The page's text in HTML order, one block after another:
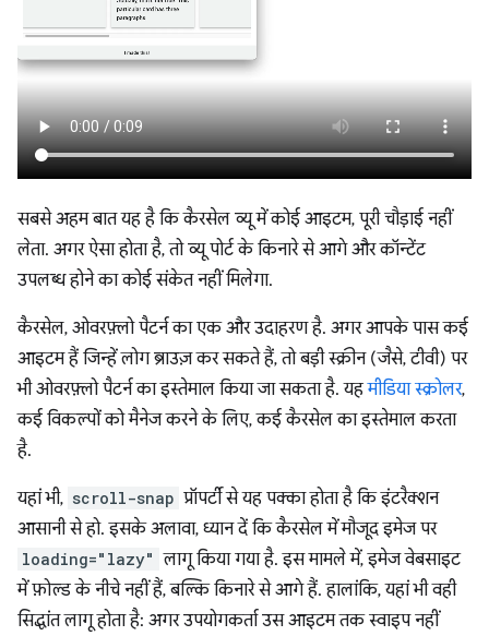
सबसे अहम बात यह है कि कैरसेल व्यू में कोई आइटम, पूरी चौड़ाई नहीं
लेता. अगर ऐसा होता है, तो व्यू पोर्ट के किनारे से आगे और कॉन्टेंट
उपलब्ध होने का कोई संकेत नहीं मिलेगा.
कैरसेल, ओवरफ़्लो पैटर्न का एक और उदाहरण है. अगर आपके पास कई
आइटम हैं जिन्हें लोग ब्राउज़ कर सकते हैं, तो बड़ी स्क्रीन (जैसे, टीवी) पर
भी ओवरफ़्लो पैटर्न का इस्तेमाल किया जा सकता है. यहमीडिया स्क्रोलर,
कई विकल्पों को मैनेज करने के लिए, कई कैरसेल का इस्तेमाल करता
है.
यहां भी, scroll-snap प्रॉपर्टी से यह पक्का होता है कि इंटरैक्शन
आसानी से हो. इसके अलावा, ध्यान दें कि कैरसेल में मौजूद इमेज पर
loading="lazy" लागू किया गया है. इस मामले में, इमेज वेबसाइट
में फ़ोल्ड के नीचे नहीं हैं, बल्कि किनारे से आगे हैं. हालांकि, यहां भी वही
सिद्धांत लागू होता है: अगर उपयोगकर्ता उस आइटम तक स्वाइप नहीं